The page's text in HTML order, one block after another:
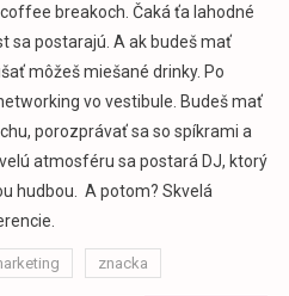
breakoch. Čaká ťa lahodné
sa postarajú. A ak budeš mať
môžeš miešané drinky. Po
vo vestibule. Budeš mať
porozprávať sa so spíkrami a
atmosféru sa postará DJ, ktorý
hudbou. A potom? Skvelá
znacka